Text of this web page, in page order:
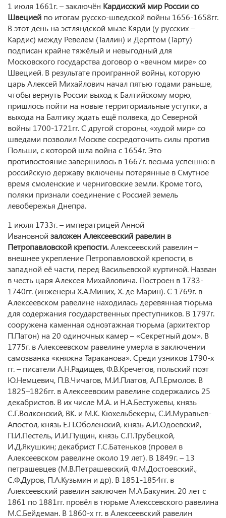
1 июля 1661г. – заключён Кардисский мир России со
Швецией по итогам русско-шведской войны 1656-1658гг.
В этот день на эстляндской мызе Кярди (у русских –
Кардис) между Ревелем (Таллин) и Дерптом (Тарту)
подписан крайне тяжёлый и невыгодный для
Московского государства договор о «вечном мире» со
Швецией. В результате проигранной войны, которую
царь Алексей Михайлович начал пятью годами раньше,
чтобы вернуть России выход к Балтийскому морю,
пришлось пойти на новые территориальные уступки, а
выхода на Балтику ждать ещё полвека, до Северной
войны 1700-1721гг. С другой стороны, «худой мир» со
шведами позволил Москве сосредоточить силы против
Польши, с которой шла война с 1654г. Это
противостояние завершилось в 1667г. весьма успешно: в
российскую державу включены потерянные в Смутное
время смоленские и черниговские земли. Кроме того,
поляки признали соединение с Россией земель
левобережья Днепра.
1 июля 1733г. – императрицей Анной
Ивановной заложен Алексеевский равелин в
Петропавловской крепости.Алексеевский равелин –
внешнее укрепление Петропавловской крепости, в
западной её части, перед Васильевской куртиной. Назван
в честь царя Алексея Михайловича. Построен в 1733-
1740гг. (инженеры Х.А.Миних, Х. де Марин). С 1769г. в
Алексеевском равелине находилась деревянная тюрьма
для содержания государственных преступников. В 1797г.
сооружена каменная одноэтажная тюрьма (архитектор
П.Патон) на 20 одиночных камер – «Секретный дом». В
1775г. в Алексеевском равелине умерла в заключении
самозванка «княжна Тараканова». Среди узников 1790-х
гг. – писатели А.Н.Радищев, Ф.В.Кречетов, польский поэт
Ю.Немцевич, П.В.Чичагов, М.И.Платов, А.П.Ермолов. В
1825–1826гг. в Алексеевским равелине содержались 25
декабристов. В их числе М.А. и Н.А.Бестужевы, князь
С.Г.Волконский, ВК. и М.К. Кюхельбекеры, С.И.Муравьев-
Апостол, князь Е.П.Оболенский, князь А.И.Одоевский,
П.И.Пестель, И.И.Пущин, князь С.П.Трубецкой,
И.Д.Якушкин; декабрист Г.С.Батеньков (провел в
Алексеевском равелине около 19 лет). В 1849г. – 13
петрашевцев (М.В.Петрашевский, Ф.М.Достоевский.,
С.Ф.Дуров, П.А.Кузьмин и др). В 1851-1854гг. в
Алексеевский равелин заключен М.А.Бакунин. 20 лет с
1861 по 1881гг. провёл в тюрьме Алекссевского равелина
М.С.Бейдеман. В 1860-х гг. в Алексеевский равелин